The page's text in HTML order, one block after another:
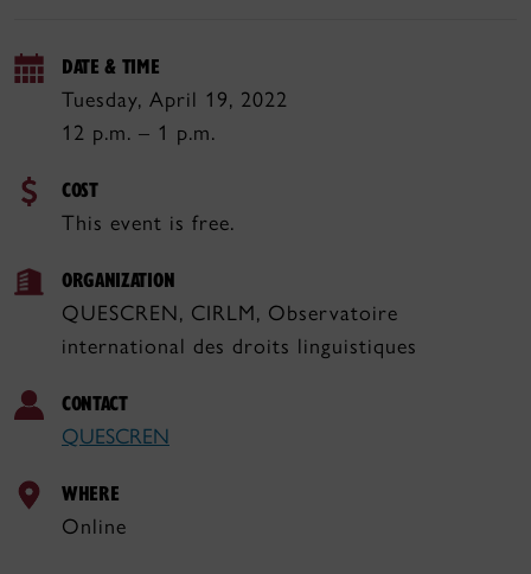
DATE & TIME
Tuesday, April 19, 2022
12 p.m. – 1 p.m.
COST
This event is free.
ORGANIZATION
QUESCREN, CIRLM, Observatoire
international des droits linguistiques
CONTACT
QUESCREN
WHERE
Online